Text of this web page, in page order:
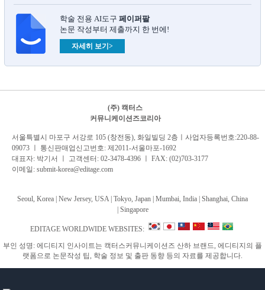
학술 전용 AI도구 페이퍼팔
논문 작성부터 제출까지 한 번에!
자세히 보기>
(주) 캑터스
커뮤니케이션즈코리아
서 울특별시 마포구 서강로 105 (창전동), 화일빌딩 2층 ㅣ사업자등록번호:220-88-
09073 ㅣ 통신판매업신고번호: 제2011-서울마포-1692
대표자: 박기서 ㅣ 고객센터: 02-3478-4396 ㅣ FAX: (02)703-3177
이메일: submit-korea@editage.com
Seoul, Korea | New Jersey, USA | Tokyo, Japan | Mumbai, India | Shanghai, China
Singapore
EDITAGE WORLDWIDE WEBSITES:
부인 성명: 에디티지 인사이트는 캑터스커뮤니케이션즈 산하 브랜드, 에디티지의 플
랫폼으로 논문작성 팁, 학술 정보 및 출판 동향 등의 자료를 제공합니다.